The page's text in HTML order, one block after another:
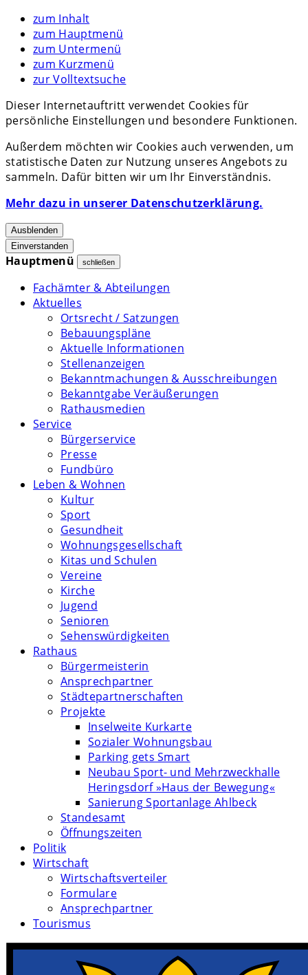
zum Inhalt
zum Hauptmenü
zum Untermenü
zum Kurzmenü
zur Volltextsuche
Dieser Internetauftritt verwendet Cookies für
persönliche Einstellungen und besondere Funktionen.
Außerdem möchten wir Cookies auch verwenden, um
statistische Daten zur Nutzung unseres Angebots zu
sammeln. Dafür bitten wir um Ihr Einverständnis.
Mehr dazu in unserer Datenschutzerklärung.
Ausblenden
Einverstanden
Hauptmenü schließen
Fachämter & Abteilungen
Aktuelles
Ortsrecht / Satzungen
Bebauungspläne
Aktuelle Informationen
Stellenanzeigen
Bekanntmachungen & Ausschreibungen
Bekanntgabe Veräußerungen
Rathausmedien
Service
Bürgerservice
Presse
Fundbüro
Leben & Wohnen
Kultur
Sport
Gesundheit
Wohnungsgesellschaft
Kitas und Schulen
Vereine
Kirche
Jugend
Senioren
Sehenswürdigkeiten
Rathaus
Bürgermeisterin
Ansprechpartner
Städtepartnerschaften
Projekte
Inselweite Kurkarte
Sozialer Wohnungsbau
Parking gets Smart
Neubau Sport- und Mehrzweckhalle
Heringsdorf »Haus der Bewegung«
Sanierung Sportanlage Ahlbeck
Standesamt
Öffnungszeiten
Politik
Wirtschaft
Wirtschaftsverteiler
Formulare
Ansprechpartner
Tourismus